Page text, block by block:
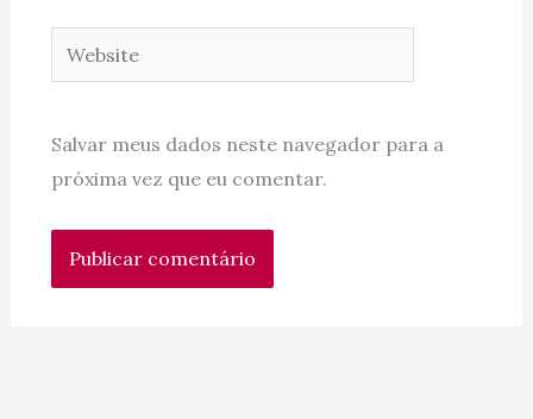
Website
Salvar meus dados neste navegador para a
próxima vez que eu comentar.